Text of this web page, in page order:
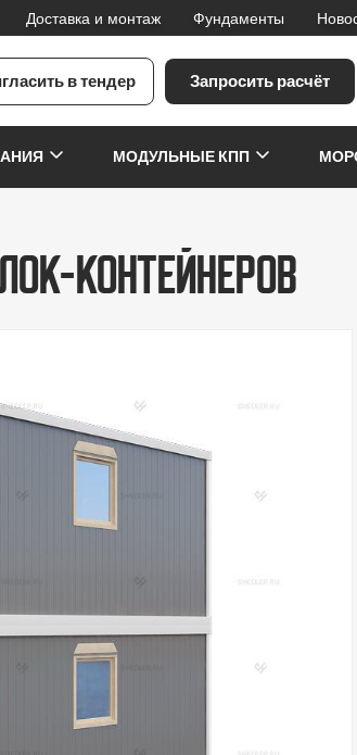
Доставка и монтаж Фундаменты
в тендер Запросить расчёт
МОДУЛЬНЫЕ КПП
контейнеров